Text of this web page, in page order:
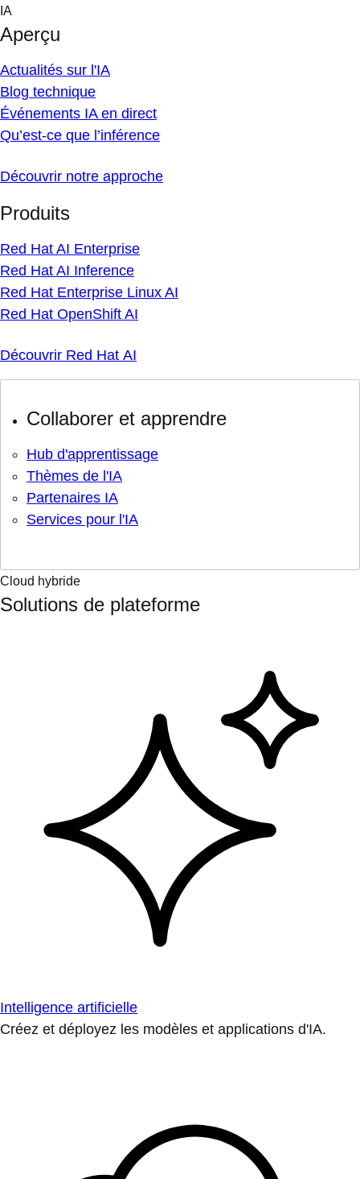
Skip
content
IA
Aperçu
Actualités sur l'IA
Blog technique
Événements IA en direct
Qu’est-ce que l’inférence
Découvrir notre approche
Produits
Red Hat AI Enterprise
Red Hat AI Inference
Red Hat Enterprise Linux AI
Red Hat OpenShift AI
Découvrir Red Hat AI
Collaborer et apprendre
Hub d'apprentissage
Thèmes de l'IA
Partenaires IA
Services pour l'IA
Cloud hybride
Solutions de plateforme
Intelligence artificielle
Créez et déployez les modèles et applications d'IA.